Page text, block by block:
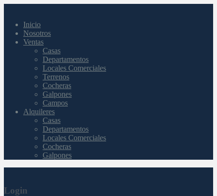
Inicio
Nosotros
Ventas
Casas
Departamentos
Locales Comerciales
Terrenos
Cocheras
Galpones
Campos
Alquileres
Casas
Departamentos
Locales Comerciales
Cocheras
Galpones
Login